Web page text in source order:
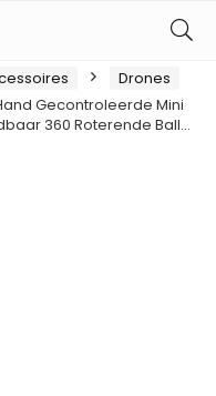
Drones
Gecontroleerde Mini
360 Roterende Ball…